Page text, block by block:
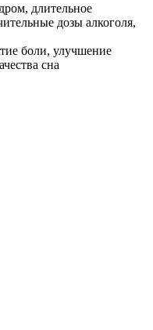
длительное
дозы алкоголя,
боли, улучшение
сна